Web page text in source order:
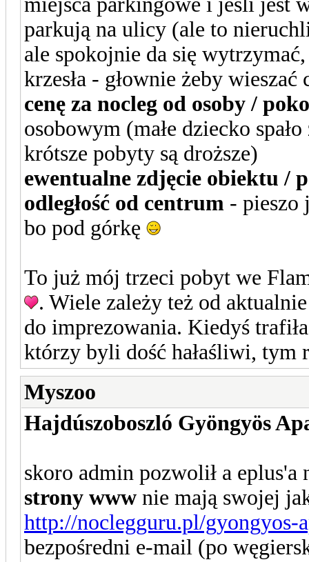
parkują na ulicy (ale to
ale spokojnie da się
krzesła - głownie żeby
cenę za nocleg od osoby /
osobowym (małe dziecko
krótsze pobyty są droższe)
ewentualne zdjęcie obiektu /
odległość od centrum - pieszo
bo pod górkę
To już mój trzeci pobyt we
. Wiele zależy też od
do imprezowania. Kiedyś
którzy byli dość hałaśliwi, tym
Myszoo
Hajdúszoboszló Gyöngyös
skoro admin pozwolił a
strony www nie mają swojej
http://noclegguru.pl/gyongyos-
bezpośredni e-mail (po